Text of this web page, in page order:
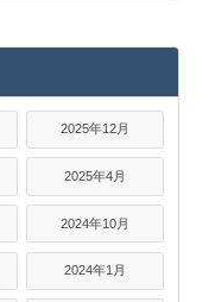
2025年12月
2025年4月
2024年10月
2024年1月